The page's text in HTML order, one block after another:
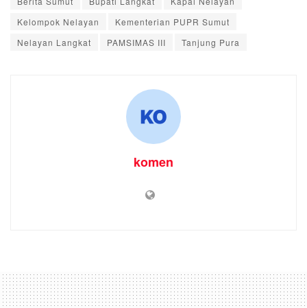
Kelompok Nelayan
Kementerian PUPR Sumut
Nelayan Langkat
PAMSIMAS III Tanjung Pura
komen